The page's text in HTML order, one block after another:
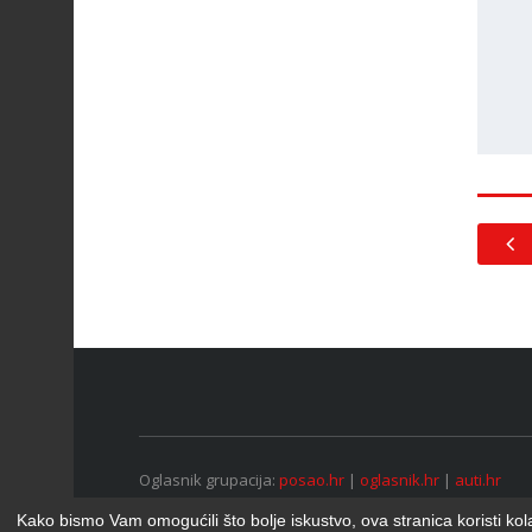
Kako bismo Vam omogućili što bolje iskustvo, ova stranica koristi
Oglasnik grupacija: posao.hr | oglasnik.hr | auti.hr